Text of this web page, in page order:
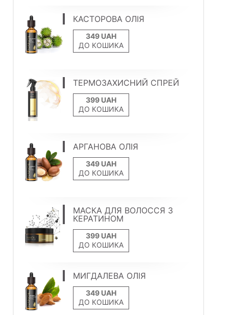
КАСТОРОВА ОЛІЯ
ДО КОШИКА
ТЕРМОЗАХИСНИЙ СПРЕЙ
ДО КОШИКА
АРГАНОВА ОЛІЯ
ДО КОШИКА
МАСКА ДЛЯ ВОЛОССЯ З
КЕРАТИНОМ
ДО КОШИКА
МИГДАЛЕВА ОЛІЯ
ДО КОШИКА